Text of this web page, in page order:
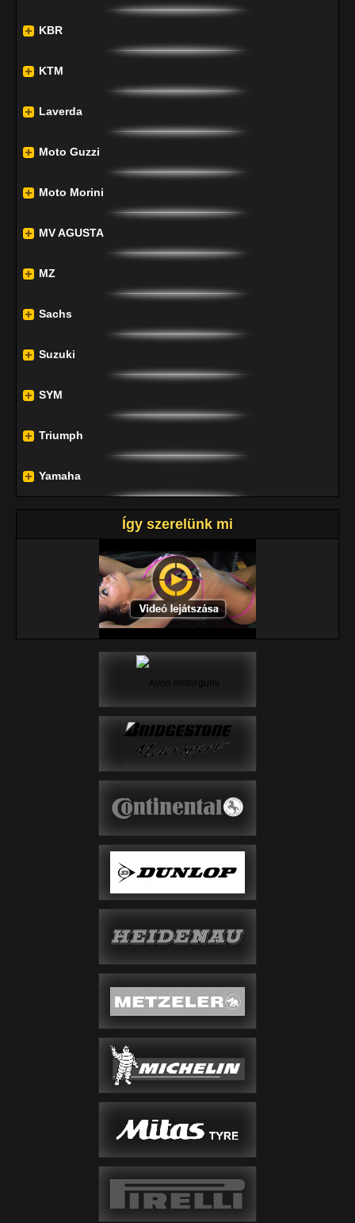
KBR
KTM
Laverda
Moto Guzzi
Moto Morini
MV AGUSTA
MZ
Sachs
Suzuki
SYM
Triumph
Yamaha
Így szerelünk mi